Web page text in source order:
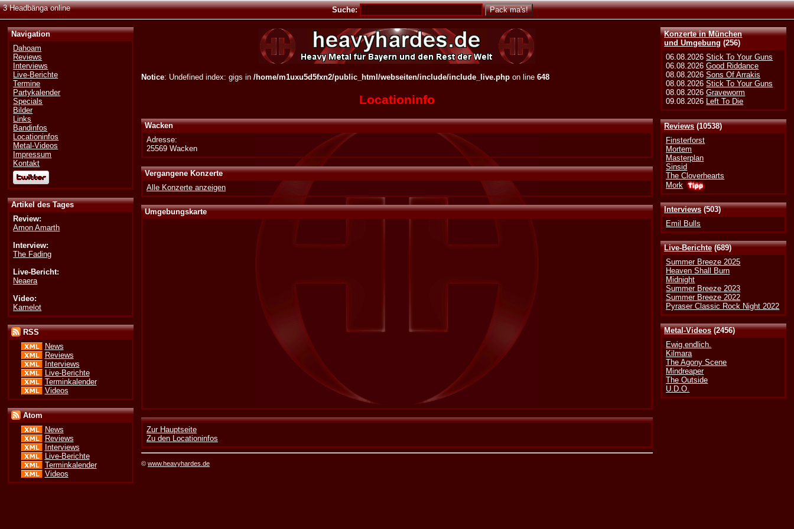
3 Headbänga online Suche:
Konzerte in München
und Umgebung (256)
06.08.2026Stick To Your Guns
06.08.2026Good Riddance
08.08.2026Sons Of Arrakis
08.08.2026Stick To Your Guns
08.08.2026Graveworm
09.08.2026 Left To Die
Reviews(10538)
Finsterforst
Mortem
Masterplan
Sinsid
The Cloverhearts
Mork
Interviews(503)
Emil Bulls
Live-Berichte(689)
Summer Breeze 2025
Heaven Shall Burn
Midnight
Summer Breeze 2023
Summer Breeze 2022
Pyraser Classic Rock Night 2022
Metal-Videos(2456)
Ewig.endlich.
Kilmara
The Agony Scene
Mindreaper
The Outside
U.D.O.
Navigation
Dahoam
Reviews
Interviews
Live-Berichte
Termine
Partykalender
Specials
Bilder
Links
Bandinfos
Locationinfos
Metal-Videos
Impressum
Kontakt
Artikel des Tages
Review:
Amon Amarth
Interview:
The Fading
Live-Bericht:
Neaera
Video:
Kamelot
RSS
News
Reviews
Interviews
Live-Berichte
Terminkalender
Videos
Atom
News
Reviews
Interviews
Live-Berichte
Terminkalender
Videos
Notice: Undefined index: gigs in/home/m1uxu5d5fxn2/public_html/webseiten/include/include_live.php on line648
Locationinfo
Wacken
Adresse:
25569 Wacken
Vergangene Konzerte
Alle Konzerte anzeigen
Umgebungskarte
Zur Hauptseite
Zu den Locationinfos
©www.heavyhardes.de